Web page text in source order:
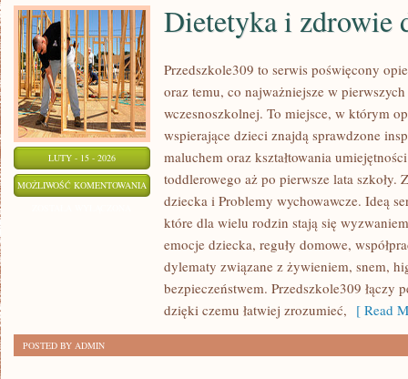
LUTY - 15 - 2026
MOŻLIWOŚĆ KOMENTOWANIA DIETETYKA
ZDROWIE
DZIECKA
Dietetyka i zdrowie
Przedszkole309 to serwis poświęcony
oraz temu, co najważniejsze w
wczesnoszkolnej. To miejsce, w którym
wspierające dzieci znajdą sprawdzone
maluchem oraz kształtowania
toddlerowego aż po pierwsze lata szkoły.
dziecka i Problemy wychowawcze. Ideą
które dla wielu rodzin stają się
emocje dziecka, reguły domowe,
dylematy związane z żywieniem, snem,
bezpieczeństwem. Przedszkole309 łączy
dzięki czemu łatwiej zrozumieć, [ Read
POSTED BY ADMIN